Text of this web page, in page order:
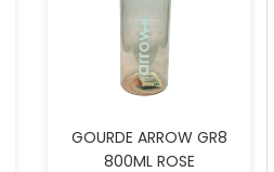
GOURDE ARROW GR8
800ML ROSE